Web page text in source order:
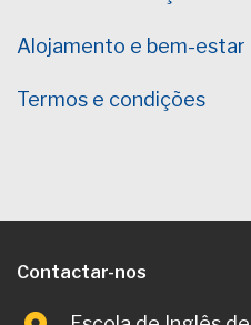
Alojamento e bem-estar
Termos e condições
Contactar-nos